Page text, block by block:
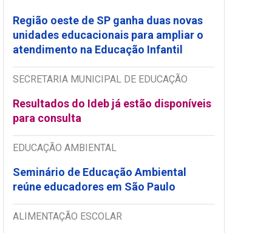
Região oeste de SP ganha duas novas
unidades educacionais para ampliar o
atendimento na Educação Infantil
SECRETARIA MUNICIPAL DE EDUCAÇÃO
Resultados do Ideb já estão disponíveis
para consulta
EDUCAÇÃO AMBIENTAL
Seminário de Educação Ambiental
reúne educadores em São Paulo
ALIMENTAÇÃO ESCOLAR